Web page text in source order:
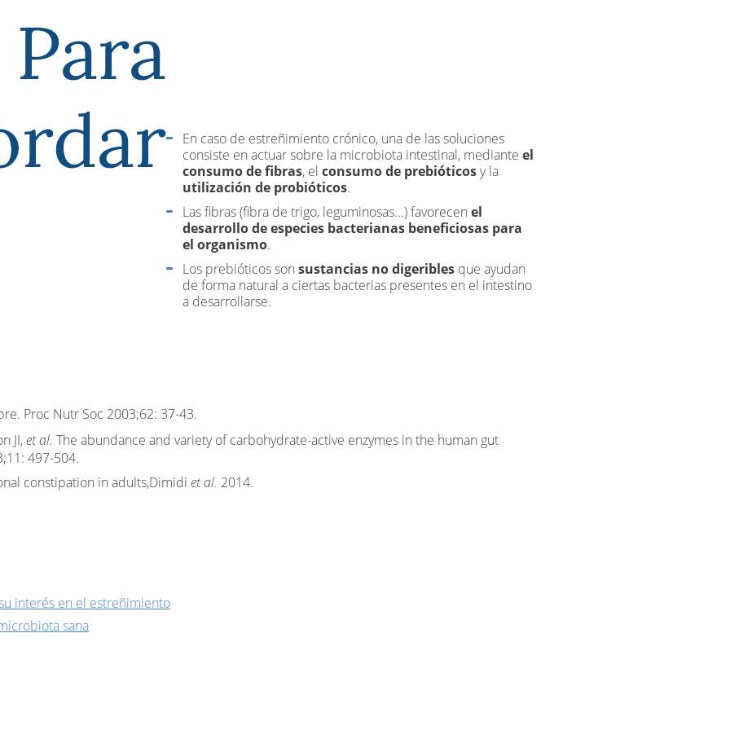
Para
En caso de estreñimiento crónico, una de las soluciones
consiste en actuar sobre la microbiota intestinal, mediante el
consumo de fibras, el consumo de prebióticosy la
utilización de probióticos.
Las fibras (fibra de trigo, leguminosas...) favorecen el
desarrollo de especies bacterianas beneficiosas para
el organismo.
Los prebióticos son sustancias no digeribles que ayudan
de forma natural a ciertas bacterias presentes en el intestino
a desarrollarse.
Proc Nutr Soc 2003;62: 37-43.
JI,et al. The abundance and variety of carbohydrate-active enzymes in the human gut
497-504.
constipation in adults,Dimidi et al. 2014.
interés en el estreñimiento
sana